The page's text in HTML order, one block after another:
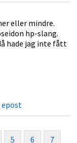
eller mindre.
hp-slang.
hade jag inte fått
epost
5 6 7